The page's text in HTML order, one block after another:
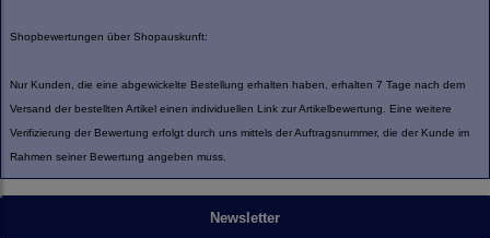
Shopbewertungen über Shopauskunft:
Nur Kunden, die eine abgewickelte Bestellung erhalten haben, erhalten 7 Tage nach dem
Versand der bestellten Artikel einen individuellen Link zur Artikelbewertung. Eine weitere
Verifizierung der Bewertung erfolgt durch uns mittels der Auftragsnummer, die der Kunde im
Rahmen seiner Bewertung angeben muss.
Newsletter